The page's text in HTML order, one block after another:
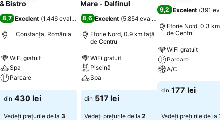
& Bistro
8,7 Excelent (1.446 evaluări)
Constanța, România
WiFi gratuit
Spa
Parcare
din 430 lei
Vedeți prețurile de la 3
Mare - Delfinul
8,6 Excelent (5.854 evaluări
Eforie Nord, 0.9 km faţă
de Centru
WiFi gratuit
Piscină
Spa
din 517 lei
Vedeți prețurile de la 2
9,2 Excelent (391
Eforie Nord, 0.3
de Centru
WiFi gratuit
Parcare
A/C
din 177 lei
Vedeți prețurile de la